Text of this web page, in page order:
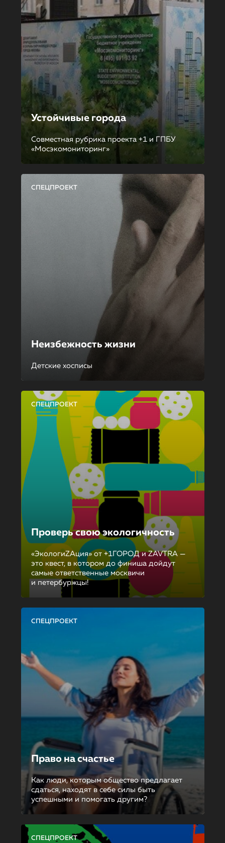
Устойчивые города
Совместная рубрика проекта +1 и ГПБУ
«Мосэкомониторинг»
СПЕЦПРОЕКТ
Неизбежность жизни
Детские хосписы
СПЕЦПРОЕКТ
Проверь свою экологичность
«ЭкологиZAция» от +1ГОРОД и ZAVTRA —
это квест, в котором до финиша дойдут
самые ответственные москвичи
и петербуржцы!
СПЕЦПРОЕКТ
Право на счастье
Как люди, которым общество предлагает
сдаться, находят в себе силы быть
успешными и помогать другим?
СПЕЦПРОЕКТ